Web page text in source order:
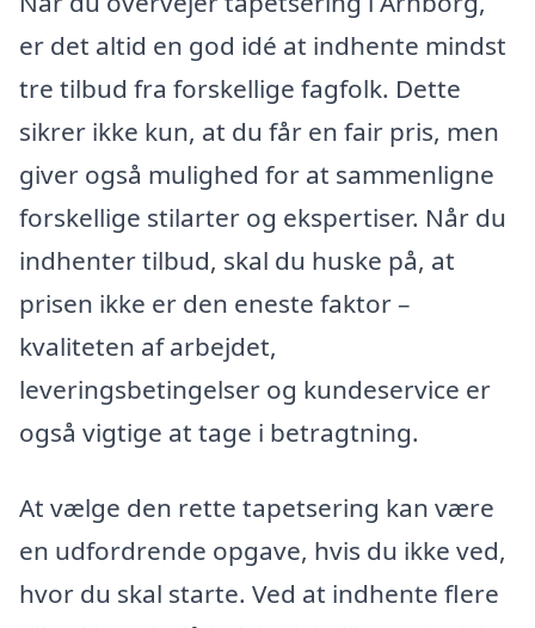
er det altid en god idé at indhente mindst
tre tilbud fra forskellige fagfolk. Dette
sikrer ikke kun, at du får en fair pris, men
giver også mulighed for at sammenligne
forskellige stilarter og ekspertiser. Når du
indhenter tilbud, skal du huske på, at
prisen ikke er den eneste faktor –
kvaliteten af arbejdet,
leveringsbetingelser og kundeservice er
også vigtige at tage i betragtning.
At vælge den rette tapetsering kan være
en udfordrende opgave, hvis du ikke ved,
hvor du skal starte. Ved at indhente flere